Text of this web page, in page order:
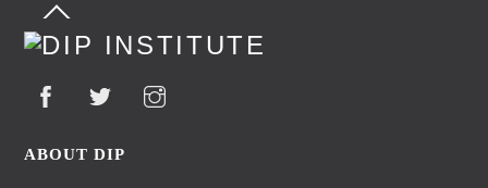
Back
Top
ABOUT DIP